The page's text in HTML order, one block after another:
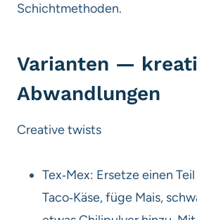
Schichtmethoden.
Varianten —
Abwandlungen
Creative twists
Tex‑Mex: Ersetze einen
Taco‑Käse, füge Mais,